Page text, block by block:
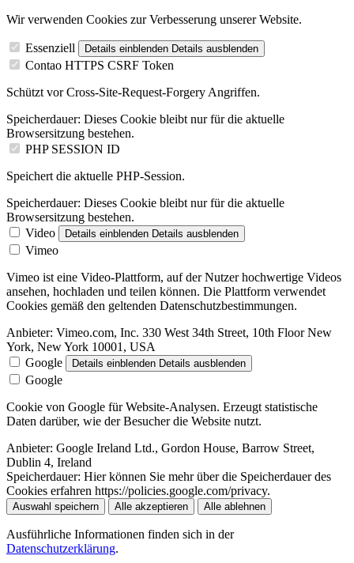
Wir verwenden Cookies zur Verbesserung unserer Website.
Essenziell Details einblenden Details ausblenden
Contao HTTPS CSRF Token
Schützt vor Cross-Site-Request-Forgery Angriffen.
Speicherdauer: Dieses Cookie bleibt nur für die aktuelle
Browsersitzung bestehen.
PHP SESSION ID
Speichert die aktuelle PHP-Session.
Speicherdauer: Dieses Cookie bleibt nur für die aktuelle
Browsersitzung bestehen.
Video
Details einblenden Details ausblenden
Vimeo
Vimeo ist eine Video-Plattform, auf der Nutzer hochwertige Videos
ansehen, hochladen und teilen können. Die Plattform verwendet
Cookies gemäß den geltenden Datenschutzbestimmungen.
Anbieter: Vimeo.com, Inc. 330 West 34th Street, 10th Floor New
York, New York 10001, USA
Google
Details einblenden Details ausblenden
Google
Cookie von Google für Website-Analysen. Erzeugt statistische
Daten darüber, wie der Besucher die Website nutzt.
Anbieter: Google Ireland Ltd., Gordon House, Barrow Street,
Dublin 4, Ireland
Speicherdauer: Hier können Sie mehr über die Speicherdauer des
Cookies erfahren https://policies.google.com/privacy.
Auswahl speichern Alle akzeptieren Alle ablehnen
Ausführliche Informationen finden sich in der
Datenschutzerklärung.